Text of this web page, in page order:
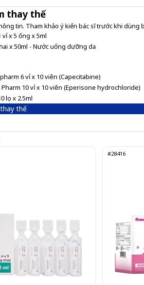
thay thế
tin. Tham khảo ý kiến bác sĩ trước khi dùng
vỉ x 5 ống x 5ml
x 50ml - Nước uống dưỡng da
6 vỉ x 10 viên (Capecitabine)
Pharm 10 vỉ x 10 viên (Eperisone hydrochloride)
lọ x 2.5ml
thế
#28416